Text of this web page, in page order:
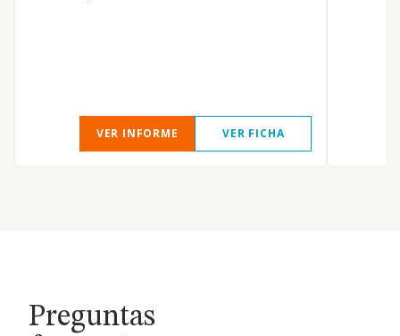
VER INFORME VER FICHA
Preguntas